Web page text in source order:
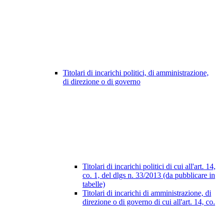
Titolari di incarichi politici, di amministrazione,
di direzione o di governo
Titolari di incarichi politici di cui all'art. 14,
co. 1, del dlgs n. 33/2013 (da pubblicare in
tabelle)
Titolari di incarichi di amministrazione, di
direzione o di governo di cui all'art. 14, co.